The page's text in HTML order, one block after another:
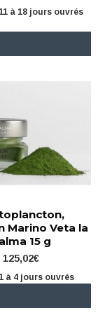
à 18 jours ouvrés
Marino Veta la
15 g
125,02€
à 4 jours ouvrés